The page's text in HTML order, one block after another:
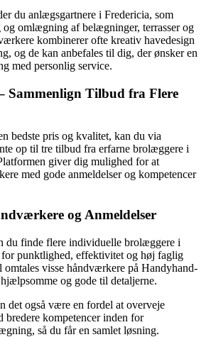
du anlægsgartnere i Fredericia, som
omlægning af belægninger, terrasser og
kombinerer ofte kreativ havedesign
og de kan anbefales til dig, der ønsker en
med personlig service.
Sammenlign Tilbud fra Flere
bedste pris og kvalitet, kan du via
op til tre tilbud fra erfarne brolæggere i
giver dig mulighed for at
med gode anmeldelser og kompetencer
og Anmeldelser
du finde flere individuelle brolæggere i
for punktlighed, effektivitet og høj faglig
omtales visse håndværkere på Handyhand-
og gode til detaljerne.
det også være en fordel at overveje
bredere kompetencer inden for
så du får en samlet løsning.